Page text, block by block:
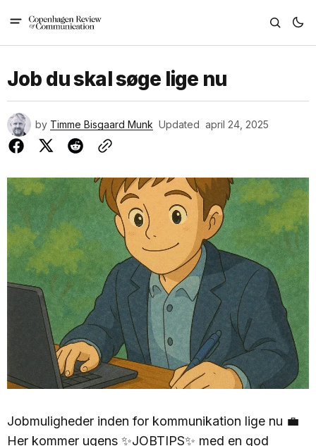
Job du skal søge lige nu
by Timme Bisgaard Munk Updated april 24, 2025
Jobmuligheder inden for kommunikation lige nu 💼
Her kommer ugens ✨JOBTIPS✨ med en god